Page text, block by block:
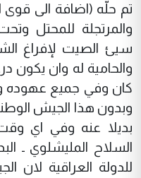
تم حلّه (اضافة الى قوى
والمرتجلة للمحتل
سيئ الصيت لإفراغ
والحامية له وان يكون
كان وفي جميع عهوده
وبدون هذا الجيش
بديلا عنه وفي اي
السلاح المليشلوي ـ
للدولة العراقية لان